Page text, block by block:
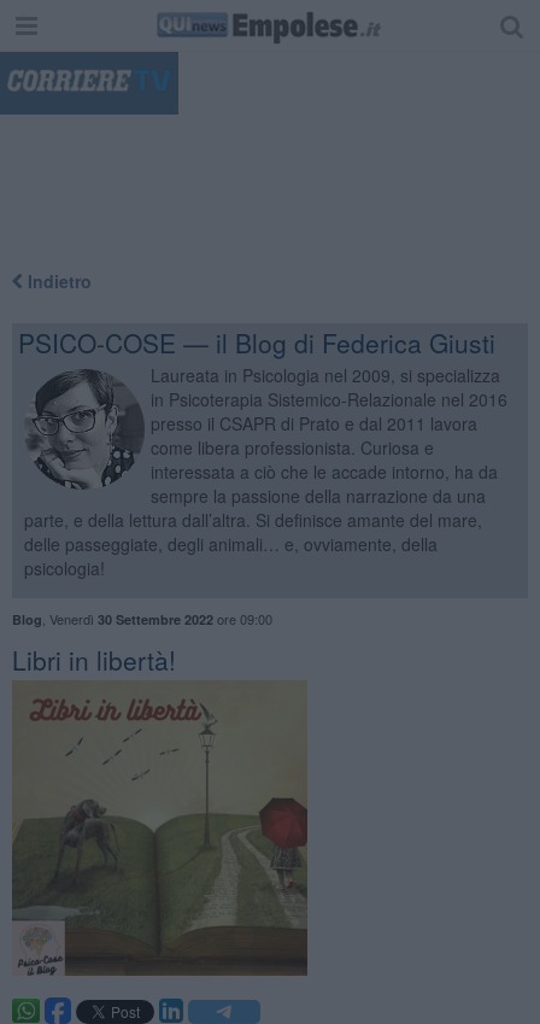
Indietro
PSICO-COSE — il Blog di Federica Giusti
Laureata in Psicologia nel 2009, si specializza
in Psicoterapia Sistemico-Relazionale nel 2016
presso il CSAPR di Prato e dal 2011 lavora
come libera professionista. Curiosa e
interessata a ciò che le accade intorno, ha da
sempre la passione della narrazione da una
parte, e della lettura dall’altra. Si definisce amante del mare,
delle passeggiate, degli animali… e, ovviamente, della
psicologia!
Blog Venerdì 30 Settembre 2022ore 09:00
​Libri in libertà!